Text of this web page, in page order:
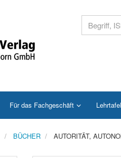
Für das Fachgeschäft
BÜCHER AUTORITÄT,